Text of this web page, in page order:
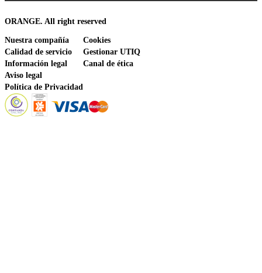
ORANGE. All right reserved
Nuestra compañía
Calidad de servicio
Información legal
Aviso legal
Política de Privacidad
Cookies
Gestionar UTIQ
Canal de ética